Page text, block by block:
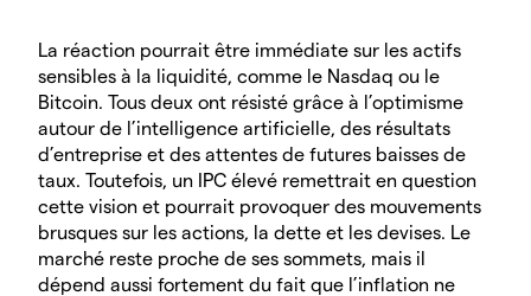
La réaction pourrait être immédiate sur les actifs
sensibles à la liquidité, comme le Nasdaq ou le
Bitcoin. Tous deux ont résisté grâce à l’optimisme
autour de l’intelligence artificielle, des résultats
d’entreprise et des attentes de futures baisses de
taux. Toutefois, un IPC élevé remettrait en question
cette vision et pourrait provoquer des mouvements
brusques sur les actions, la dette et les devises. Le
marché reste proche de ses sommets, mais il
dépend aussi fortement du fait que l’inflation ne